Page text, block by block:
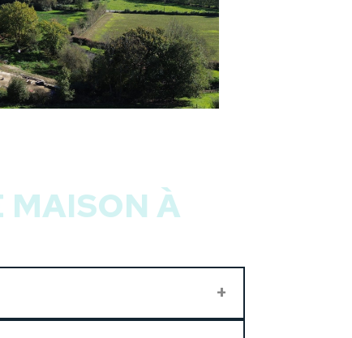
MAISON À